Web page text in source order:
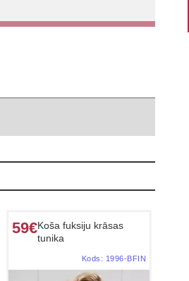
59€Koša fuksiju krāsas
tunika
Kods: 1996-BFIN